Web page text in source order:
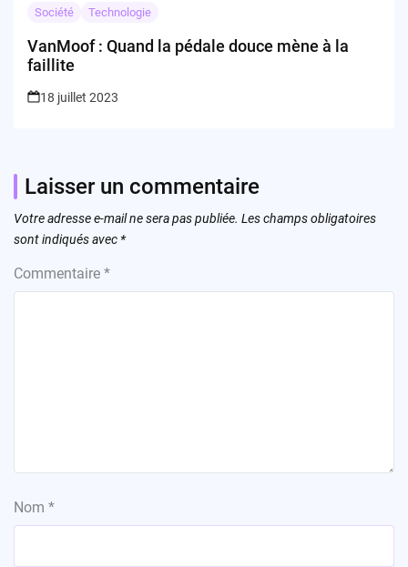
Société Technologie
VanMoof : Quand la pédale douce mène à la
faillite
18 juillet 2023
Laisser un commentaire
Votre adresse e-mail ne sera pas publiée. Les champs obligatoires
sont indiqués avec *
Commentaire *
Nom *